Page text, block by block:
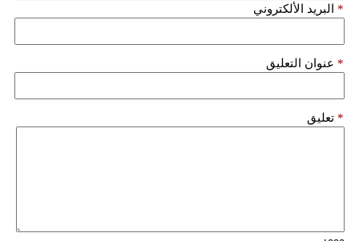
البريد الألكتروني *
عنوان التعليق *
تعليق *